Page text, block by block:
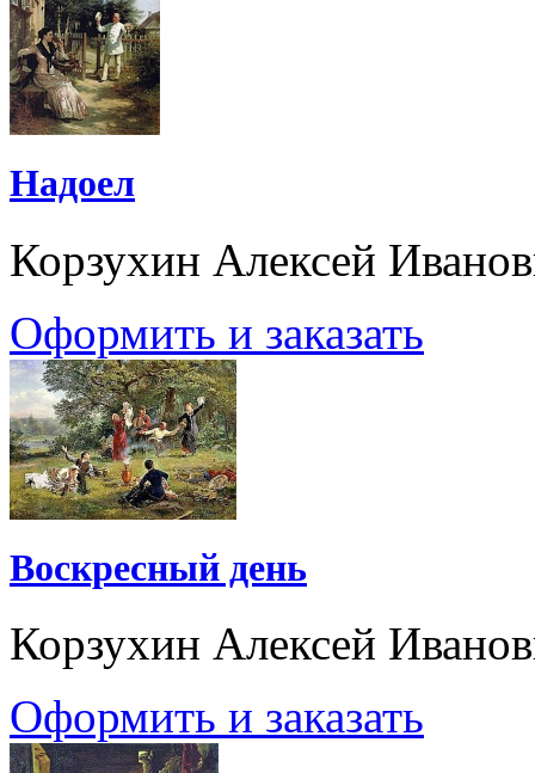
Надоел
Корзухин Алексей
Оформить и заказать
Воскресный день
Корзухин Алексей
Оформить и заказать